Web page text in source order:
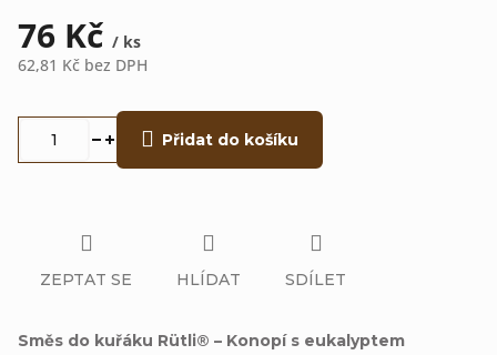
76 Kč / ks
62,81 Kč bez DPH
Přidat do košíku
Směs do kuřáku Rütli® – Konopí s eukalyptem
ZEPTAT SE HLÍDAT SDÍLET